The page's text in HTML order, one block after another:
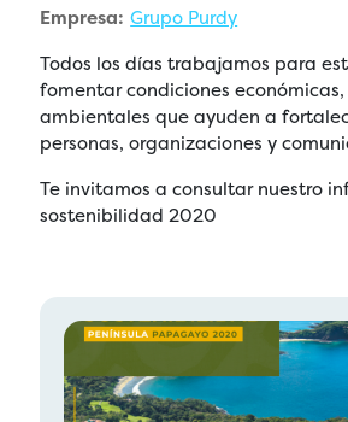
Empresa: Grupo Purdy
Todos los días trabajamos para
fomentar condiciones económicas,
ambientales que ayuden a
personas, organizaciones y
Te invitamos a consultar nuestro
sostenibilidad 2020